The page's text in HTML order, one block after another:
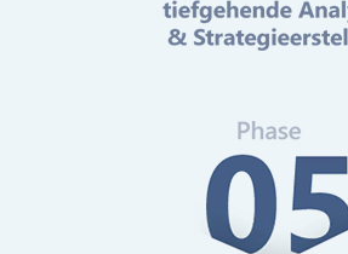
Mehr erfahren